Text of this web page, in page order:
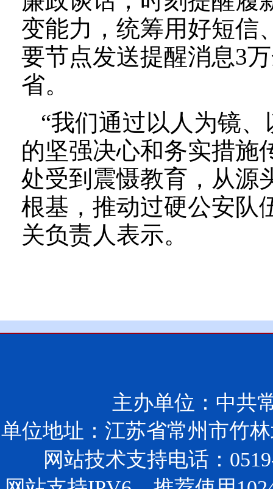
变能力，统筹用好短信
要节点发送提醒消息3
省。
“我们通过以人为镜
的坚强决心和务实措施
处受到震慑教育，从源
根基，推动过硬公安队
关负责人表示。
主办单位：中共
单位地址：江苏省常州市竹
网站技术支持电话：